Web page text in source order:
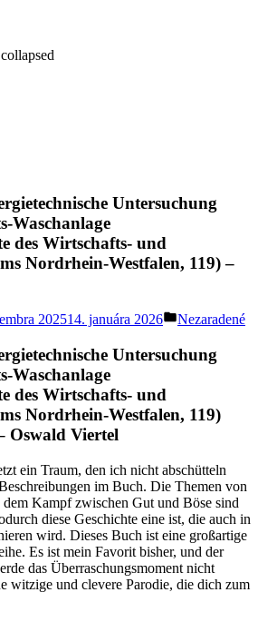
collapsed
Untersuchung
Waschanlage
des Wirtschafts- und
Nordrhein-Westfalen, 119) –
202514. januára 2026
Posted
Nezaradené
Untersuchung
Waschanlage
des Wirtschafts- und
Nordrhein-Westfalen, 119)
Oswald Viertel
ein Traum, den ich nicht abschütteln
im Buch. Die Themen von
Kampf zwischen Gut und Böse sind
diese Geschichte eine ist, die auch in
wird. Dieses Buch ist eine großartige
Es ist mein Favorit bisher, und der
das Überraschungsmoment nicht
witzige und clevere Parodie, die dich zum